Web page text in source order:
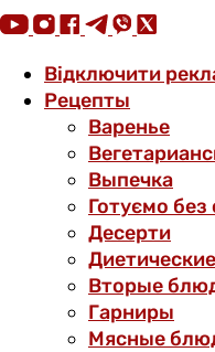
Відключити
Рецепты
Варенье
Выпечка
Готуємо без
Десерти
Вторые
Гарниры
Мясные